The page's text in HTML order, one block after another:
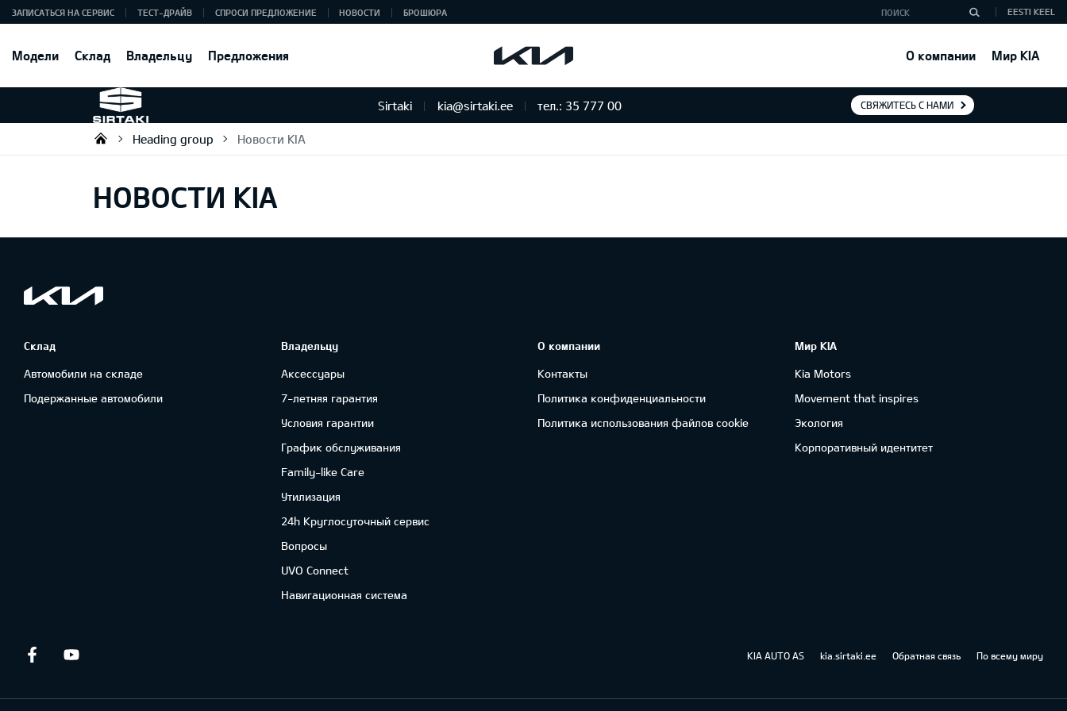
Модели Склад Владельцу Предложения О компании Мир KIA
ЗАПИСАТЬСЯ НА СЕРВИС ТЕСТ-ДРАЙВ СПРОСИ ПРЕДЛОЖЕНИЕ НОВОСТИ БРОШЮРА EESTI KEEL
Sirtaki kia@sirtaki.ee тел.: 35 777 00 СВЯЖИТЕСЬ С НАМИ
Sirtaki OÜ
Heading group Новости KIA
НОВОСТИ KIA
Склад
Автомобили на складе
Подержанные автомобили
Владельцу
Аксессуары
7-летняя гарантия
Условия гарантии
График обслуживания
Family-like Care
Утилизация
24h Круглосуточный сервис
Вопросы
UVO Connect
Навигационная система
О компании
Контакты
Политика конфиденциальности
Политика использования файлов cookie
Мир KIA
Kia Motors
Movement that inspires
Экология
Корпоративный идентитет
Facebook KIA AUTO AS kia.sirtaki.ee Обратная связь По всему миру